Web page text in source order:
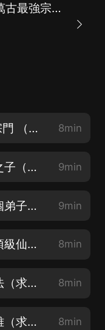
我的宗門太無敵丨萬古最強宗&幻櫻空同類型丨腹黑加種田&穿越加外掛丨玄幻熱血爽文
我的宗門太無敵-001-無敵宗門 （新書上架！求分享，月票，點讚！） 8min
我的宗門太無敵-002-氣運之子（新書上架！求分享，月票，點讚！） 9min
我的宗門太無敵-003-第一個弟子（新書上架！求分享，月票，點讚！） 9min
我的宗門太無敵-004-三件頂級仙器（求聽眾老爺們給個月票，點讚！感謝感謝！） 8min
我的宗門太無敵-005-贈功法（求聽眾老爺們給個月票，點讚！感謝感謝！） 8min
我的宗門太無敵-006-蕭雪雅（求聽眾老爺們給個月票，點讚！感謝感謝！） 8min